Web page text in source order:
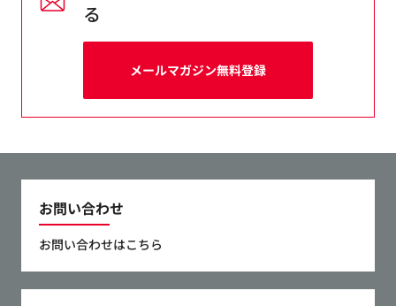
る
メールマガジン無料登録
お問い合わせ
お問い合わせはこちら